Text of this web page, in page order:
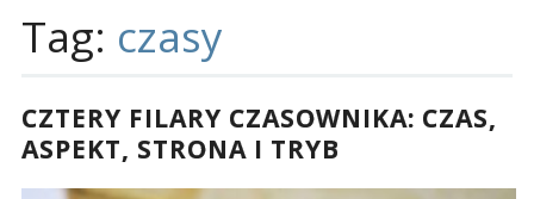
Tag: czasy
CZTERY FILARY CZASOWNIKA: CZAS,
ASPEKT, STRONA I TRYB